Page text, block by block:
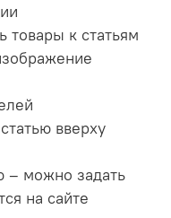
товары к статьям
вверху
– можно задать
на сайте